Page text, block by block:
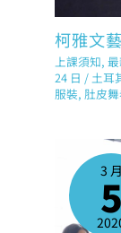
柯雅文
上課須知,
24 日 / 土耳
服裝, 肚皮
3 月
5